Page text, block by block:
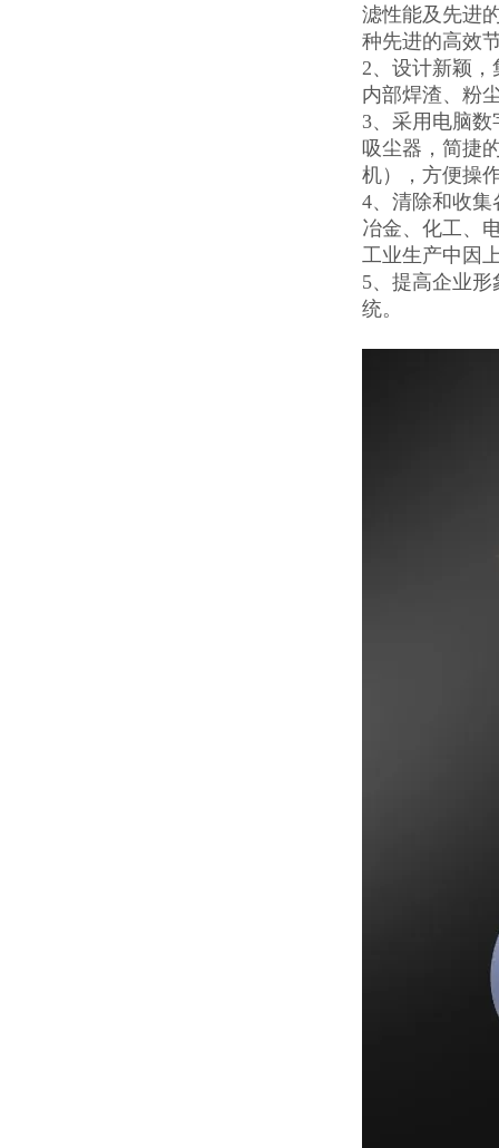
滤性能及先进
种先进的高效
2、设计新颖
内部焊渣、粉
3、采用电脑
吸尘器，简捷
机），方便操
4、清除和收
冶金、化工、
工业生产中因
5、提高企业
统。